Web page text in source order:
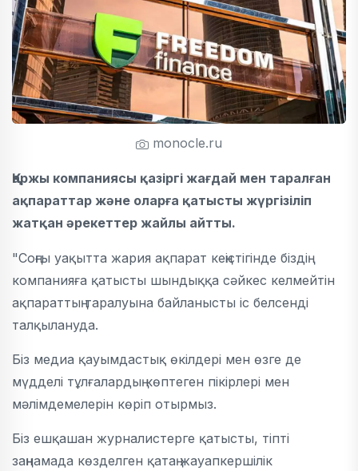
monocle.ru
Қаржы компаниясы қазіргі жағдай мен таралған
ақпараттар және оларға қатысты жүргізіліп
жатқан әрекеттер жайлы айтты.
"Соңғы уақытта жария ақпарат кеңістігінде біздің
компанияға қатысты шындыққа сәйкес келмейтін
ақпараттың таралуына байланысты іс белсенді
талқылануда.
Біз медиа қауымдастық өкілдері мен өзге де
мүдделі тұлғалардың көптеген пікірлері мен
мәлімдемелерін көріп отырмыз.
Біз ешқашан журналистерге қатысты, тіпті
заңнамада көзделген қатаң жауапкершілік